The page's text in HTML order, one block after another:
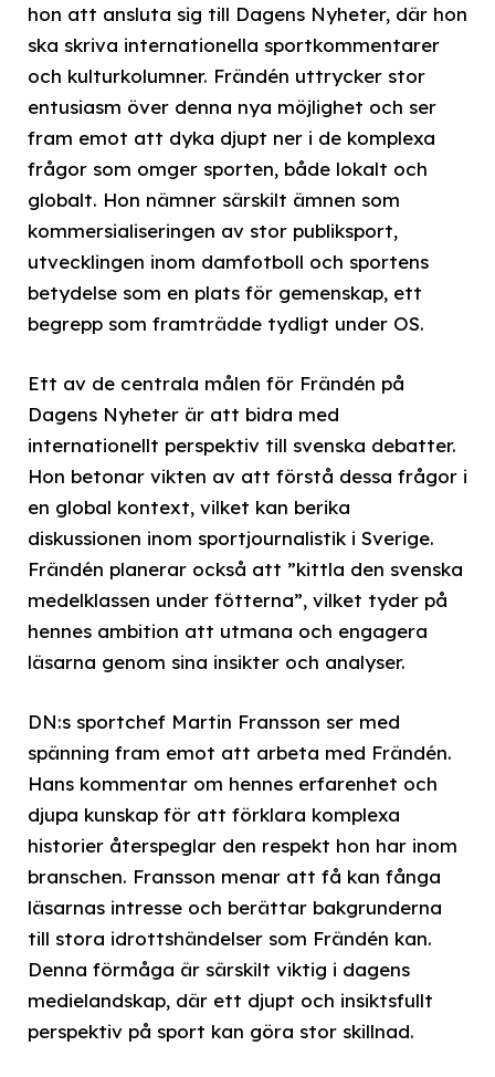
hon att ansluta sig till Dagens Nyheter, där hon
ska skriva internationella sportkommentarer
och kulturkolumner. Frändén uttrycker stor
entusiasm över denna nya möjlighet och ser
fram emot att dyka djupt ner i de komplexa
frågor som omger sporten, både lokalt och
globalt. Hon nämner särskilt ämnen som
kommersialiseringen av stor publiksport,
utvecklingen inom damfotboll och sportens
betydelse som en plats för gemenskap, ett
begrepp som framträdde tydligt under OS.
Ett av de centrala målen för Frändén på
Dagens Nyheter är att bidra med
internationellt perspektiv till svenska debatter.
Hon betonar vikten av att förstå dessa frågor i
en global kontext, vilket kan berika
diskussionen inom sportjournalistik i Sverige.
Frändén planerar också att ”kittla den svenska
medelklassen under fötterna”, vilket tyder på
hennes ambition att utmana och engagera
läsarna genom sina insikter och analyser.
DN:s sportchef Martin Fransson ser med
spänning fram emot att arbeta med Frändén.
Hans kommentar om hennes erfarenhet och
djupa kunskap för att förklara komplexa
historier återspeglar den respekt hon har inom
branschen. Fransson menar att få kan fånga
läsarnas intresse och berättar bakgrunderna
till stora idrottshändelser som Frändén kan.
Denna förmåga är särskilt viktig i dagens
medielandskap, där ett djupt och insiktsfullt
perspektiv på sport kan göra stor skillnad.